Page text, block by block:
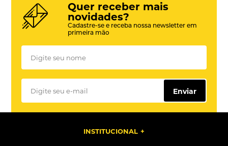
Quer receber mais
novidades?
Cadastre-se e receba nossa newsletter em
primeira mão
Enviar
INSTITUCIONAL